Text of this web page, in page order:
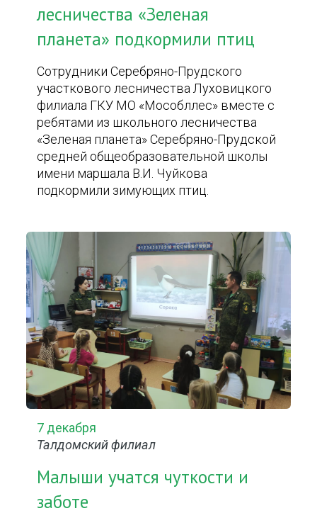
лесничества «Зеленая
планета» подкормили птиц
Сотрудники Серебряно-Прудского
участкового лесничества Луховицкого
филиала ГКУ МО «Мособллес» вместе с
ребятами из школьного лесничества
«Зеленая планета» Серебряно-Прудской
средней общеобразовательной школы
имени маршала В.И. Чуйкова
подкормили зимующих птиц.
7 декабря
Талдомский филиал
Малыши учатся чуткости и
заботе